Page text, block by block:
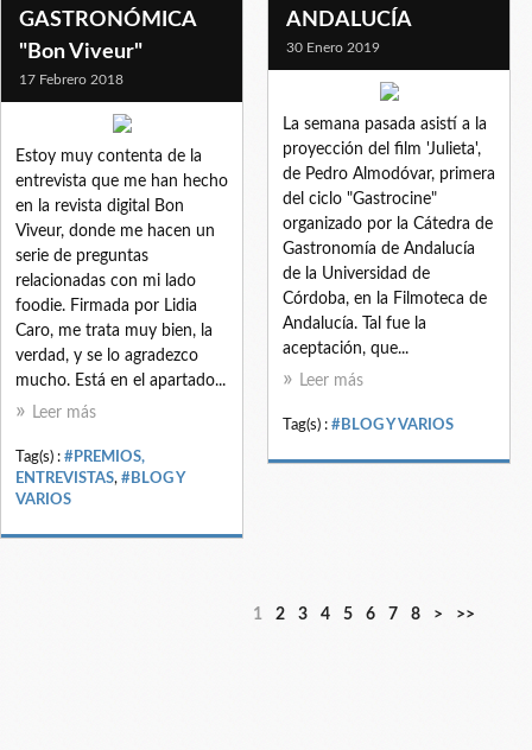
ANDALUCÍA
30 Enero 2019
La semana pasada asistí a la
proyección del film 'Julieta',
de Pedro Almodóvar, primera
del ciclo "Gastrocine"
organizado por la Cátedra de
Gastronomía de Andalucía
de la Universidad de
Córdoba, en la Filmoteca de
Andalucía. Tal fue la
aceptación, que...
Leer más
Tag(s) : #BLOG Y VARIOS
GASTRONÓMICA
"Bon Viveur"
17 Febrero 2018
Estoy muy contenta de la
entrevista que me han hecho
en la revista digital Bon
Viveur, donde me hacen un
serie de preguntas
relacionadas con mi lado
foodie. Firmada por Lidia
Caro, me trata muy bien, la
verdad, y se lo agradezco
mucho. Está en el apartado...
Leer más
Tag(s) : #PREMIOS,
ENTREVISTAS, #BLOG Y
VARIOS
1 2 3 4 5 6 7 8 > >>